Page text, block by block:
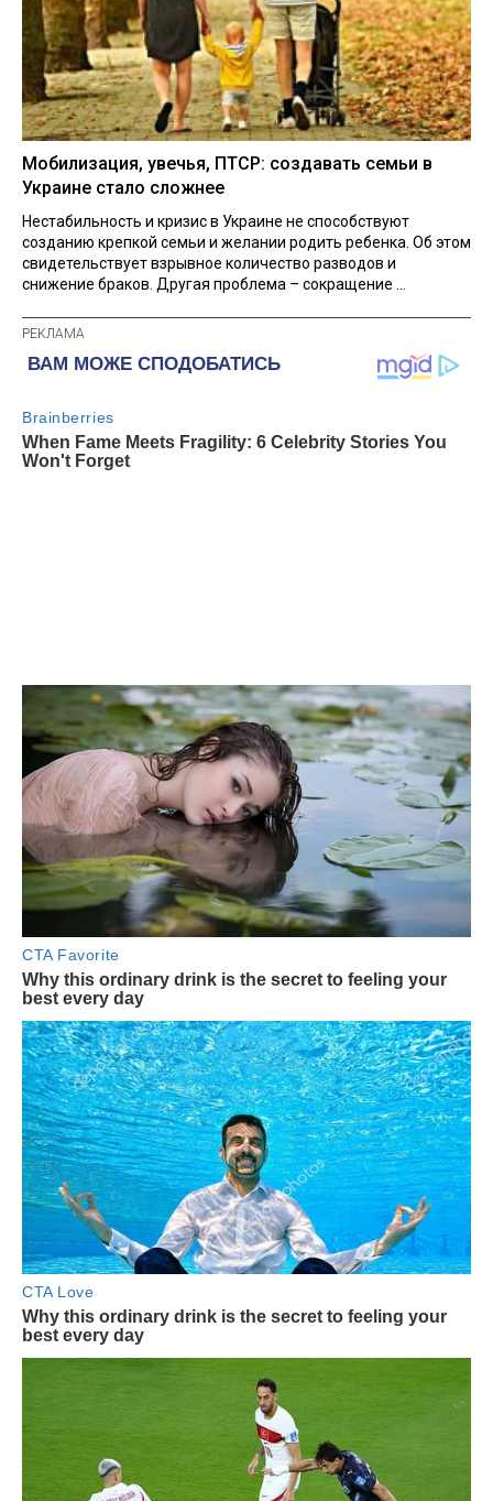
Мобилизация, увечья, ПТСР: создавать семьи в
Украине стало сложнее
Нестабильность и кризис в Украине не способствуют
созданию крепкой семьи и желании родить ребенка. Об этом
свидетельствует взрывное количество разводов и
снижение браков. Другая проблема – сокращение ...